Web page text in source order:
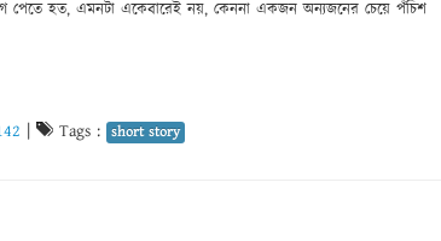
পেতে হত, এমনটা একেবারেই নয়, কেননা একজন অন্যজনের চেয়ে পঁচিশ
Tags : short story